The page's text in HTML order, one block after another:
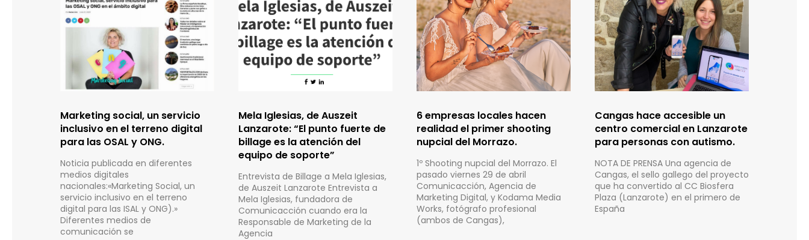
Marketing social, un servicio
inclusivo en el terreno digital
para las OSAL y ONG.
Noticia publicada en diferentes
medios digitales
nacionales:«Marketing Social, un
servicio inclusivo en el terreno
digital para las ISAL y ONG).»
Diferentes medios de
comunicación se
Mela Iglesias, de Auszeit
Lanzarote: “El punto fuerte de
billage es la atención del
equipo de soporte”
Entrevista de Billage a Mela Iglesias,
de Auszeit Lanzarote Entrevista a
Mela Iglesias, fundadora de
Comunicacción cuando era la
Responsable de Marketing de la
Agencia
6 empresas locales hacen
realidad el primer shooting
nupcial del Morrazo.
1º Shooting nupcial del Morrazo. El
pasado viernes 29 de abril
Comunicacción, Agencia de
Marketing Digital, y Kodama Media
Works, fotógrafo profesional
(ambos de Cangas),
Cangas hace accesible un
centro comercial en Lanzarote
para personas con autismo.
NOTA DE PRENSA Una agencia de
Cangas, el sello gallego del proyecto
que ha convertido al CC Biosfera
Plaza (Lanzarote) en el primero de
España